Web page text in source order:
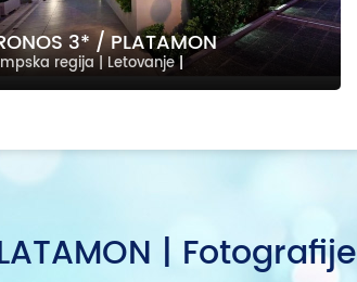
3* / PLATAMON
regija | Letovanje|
| Fotografije